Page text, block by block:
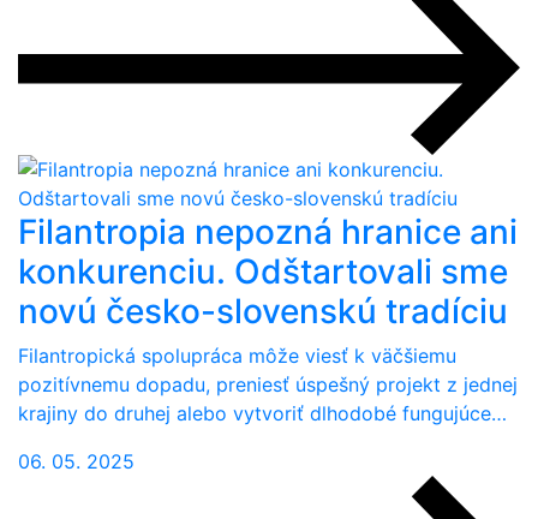
Filantropia nepozná hranice ani
konkurenciu. Odštartovali sme
novú česko-slovenskú tradíciu
Filantropická spolupráca môže viesť k väčšiemu
pozitívnemu dopadu, preniesť úspešný projekt z jednej
krajiny do druhej alebo vytvoriť dlhodobé fungujúce…
06. 05. 2025